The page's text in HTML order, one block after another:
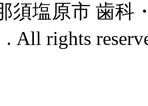
須塩原市 歯科
All rights